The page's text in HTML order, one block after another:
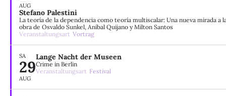
AUG
Stefano Palestini
La teoría de la dependencia como teoría multiscalar: Una nueva mirada a
obra de Osvaldo Sunkel, Aníbal Quijano y Milton Santos
Veranstaltungsart Vortrag
SA
29
AUG
Lange Nacht der Museen
Crime in Berlin
Veranstaltungsart Festival